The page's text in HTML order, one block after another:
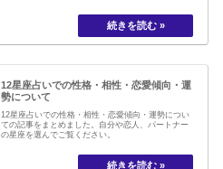
12星座占いでの性格・相性・恋愛傾向・運
勢について
12星座占いでの性格・相性・恋愛傾向・運勢につい
ての記事をまとめました。自分や恋人、パートナー
の星座を選んでご覧ください。